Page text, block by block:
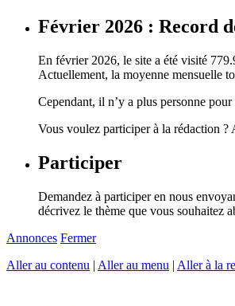
Février 2026 : Record
En février 2026, le site a été visité
Actuellement, la moyenne mensuelle
Cependant, il n’y a plus personne
Vous voulez participer à la rédaction ?
Participer
Demandez à participer en nous
décrivez le thème que vous souhaitez
Annonces Fermer
Aller au contenu | Aller au menu | Aller à la